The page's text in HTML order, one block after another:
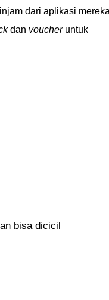
dari aplikasi
dan voucheruntuk
bisa dicicil